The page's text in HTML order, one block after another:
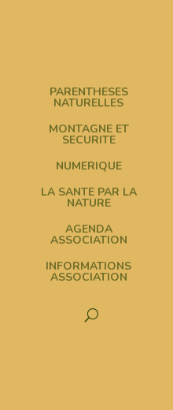
PARENTHESES
NATURELLES
MONTAGNE ET
SECURITE
NUMERIQUE
LA SANTE PAR LA
NATURE
AGENDA
ASSOCIATION
INFORMATIONS
ASSOCIATION